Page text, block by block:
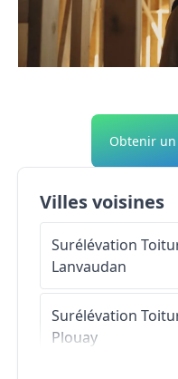
Obtenir
Villes voisines
Surélévation
Lanvaudan
Surélévation
Plouay